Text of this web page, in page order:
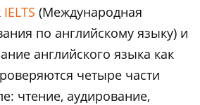
IELTS (Международная
по английскому языку) и
английского языка как
четыре части
чтение, аудирование,